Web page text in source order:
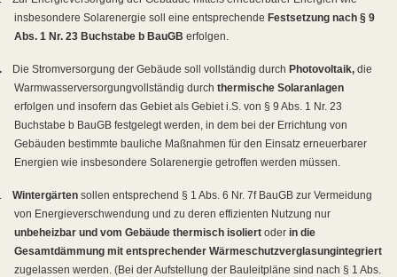
insbesondere Solarenergie soll eine entsprechende Festsetzung nach § 9
Abs. 1 Nr. 23 Buchstabe b BauGB erfolgen.
Die Stromversorgung der Gebäude soll vollständig durch Photovoltaik, die
Warmwasserversorgungvollständig durch thermische Solaranlagen
erfolgen und insofern das Gebiet als Gebiet i.S. von § 9 Abs. 1 Nr. 23
Buchstabe b BauGB festgelegt werden, in dem bei der Errichtung von
Gebäuden bestimmte bauliche Maßnahmen für den Einsatz erneuerbarer
Energien wie insbesondere Solarenergie getroffen werden müssen.
Wintergärten sollen entsprechend § 1 Abs. 6 Nr. 7f BauGB zur Vermeidung
von Energieverschwendung und zu deren effizienten Nutzung nur
unbeheizbar und vom Gebäude thermisch isoliert oder in die
Gesamtdämmung mit entsprechender Wärmeschutzverglasungintegriert
zugelassen werden. (Bei der Aufstellung der Bauleitpläne sind nach § 1 Abs.